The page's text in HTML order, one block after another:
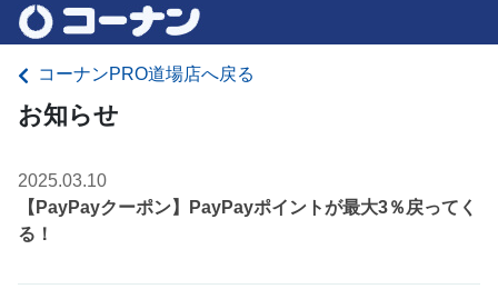
コーナンPRO道場店へ戻る
お知らせ
2025.03.10
【PayPayクーポン】PayPayポイントが最大3％戻ってく
る！